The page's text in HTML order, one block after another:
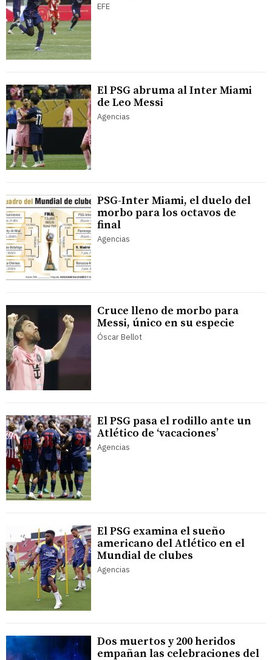
EFE
El PSG abruma al Inter Miami
de Leo Messi
Agencias
PSG-Inter Miami, el duelo del
morbo para los octavos de
final
Agencias
Cruce lleno de morbo para
Messi, único en su especie
Óscar Bellot
El PSG pasa el rodillo ante un
Atlético de ‘vacaciones’
Agencias
El PSG examina el sueño
americano del Atlético en el
Mundial de clubes
Agencias
Dos muertos y 200 heridos
empañan las celebraciones del